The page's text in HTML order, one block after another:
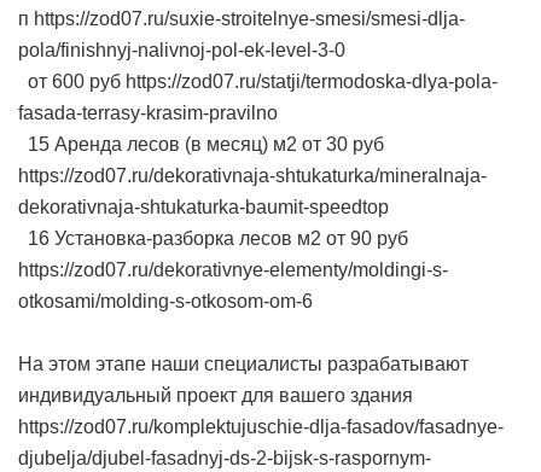
п https://zod07.ru/suxie-stroitelnye-smesi/smesi-dlja-
pola/finishnyj-nalivnoj-pol-ek-level-3-0
от 600 руб https://zod07.ru/statji/termodoska-dlya-pola-
fasada-terrasy-krasim-pravilno
15 Аренда лесов (в месяц) м2 от 30 руб
https://zod07.ru/dekorativnaja-shtukaturka/mineralnaja-
dekorativnaja-shtukaturka-baumit-speedtop
16 Установка-разборка лесов м2 от 90 руб
https://zod07.ru/dekorativnye-elementy/moldingi-s-
otkosami/molding-s-otkosom-om-6
На этом этапе наши специалисты разрабатывают
индивидуальный проект для вашего здания
https://zod07.ru/komplektujuschie-dlja-fasadov/fasadnye-
djubelja/djubel-fasadnyj-ds-2-bijsk-s-raspornym-